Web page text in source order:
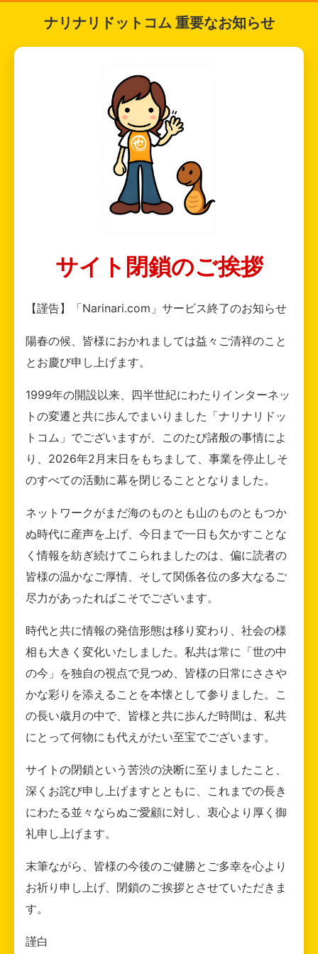
ナリナリドットコム 重要なお知らせ
サイト閉鎖のご挨拶
【謹告】「Narinari.com」サービス終了のお知らせ
陽春の候、皆様におかれましては益々ご清祥のこと
とお慶び申し上げます。
1999年の開設以来、四半世紀にわたりインターネッ
トの変遷と共に歩んでまいりました「ナリナリドッ
トコム」でございますが、このたび諸般の事情によ
り、2026年2月末日をもちまして、事業を停止しそ
のすべての活動に幕を閉じることとなりました。
ネットワークがまだ海のものとも山のものともつか
ぬ時代に産声を上げ、今日まで一日も欠かすことな
く情報を紡ぎ続けてこられましたのは、偏に読者の
皆様の温かなご厚情、そして関係各位の多大なるご
尽力があったればこそでございます。
時代と共に情報の発信形態は移り変わり、社会の様
相も大きく変化いたしました。私共は常に「世の中
の今」を独自の視点で見つめ、皆様の日常にささや
かな彩りを添えることを本懐として参りました。こ
の長い歳月の中で、皆様と共に歩んだ時間は、私共
にとって何物にも代えがたい至宝でございます。
サイトの閉鎖という苦渋の決断に至りましたこと、
深くお詫び申し上げますとともに、これまでの長き
にわたる並々ならぬご愛顧に対し、衷心より厚く御
礼申し上げます。
末筆ながら、皆様の今後のご健勝とご多幸を心より
お祈り申し上げ、閉鎖のご挨拶とさせていただきま
す。
謹白